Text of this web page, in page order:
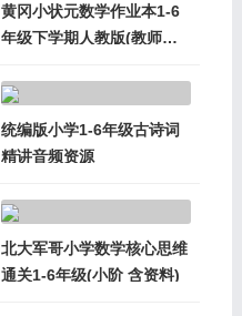
黄冈小状元数学作业本1-6
年级下学期人教版(教师用
统编版小学1-6年级古诗词
精讲音频资源
北大军哥小学数学核心思维
通关1-6年级(小阶 含资料)